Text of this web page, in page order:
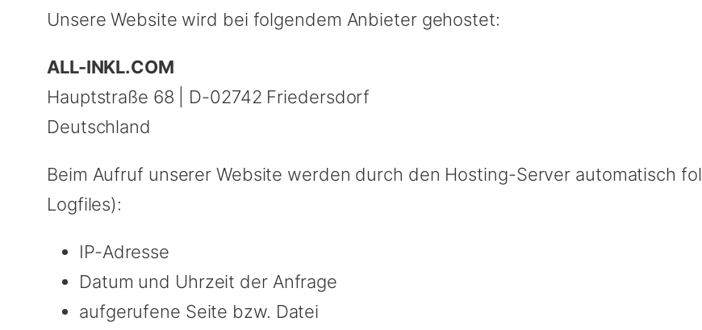
Unsere Website wird bei folgendem Anbieter gehostet:
ALL-INKL.COM
Hauptstraße 68 | D-02742 Friedersdorf
Deutschland
Beim Aufruf unserer Website werden durch den Hosting-Server automatisch
Logfiles):
IP-Adresse
Datum und Uhrzeit der Anfrage
aufgerufene Seite bzw. Datei